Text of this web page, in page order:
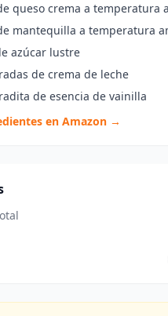
queso crema a temperatura
mantequilla a temperatura
azúcar lustre
de crema de leche
de esencia de vainilla
en Amazon →